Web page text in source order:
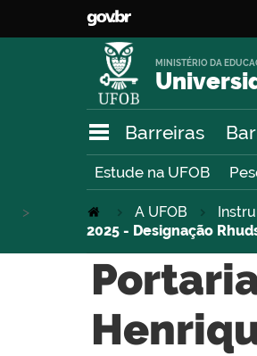
MINISTÉRIO DA
Barreiras
Estude na UFOB
A UFOB
>
2025 - Designação